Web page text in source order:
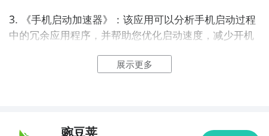
3. 《手机启动加速器》：该应用可以分析手机启动过程
中的冗余应用程序，并帮助您优化启动速度，减少开机
展示更多
豌豆荚